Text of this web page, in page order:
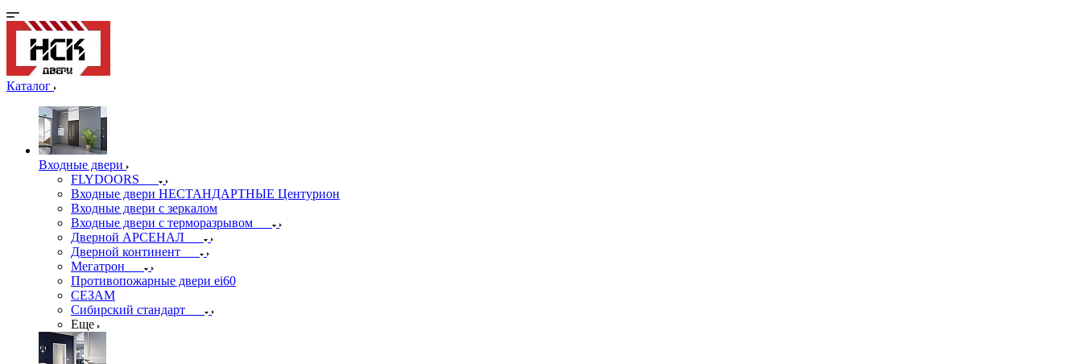
Каталог
Входные двери
FLYDOORS
Входные двери НЕСТАНДАРТНЫЕ Центурион
Входные двери с зеркалом
Входные двери с терморазрывом
Дверной АРСЕНАЛ
Дверной континент
Мегатрон
Противопожарные двери ei60
СЕЗАМ
Сибирский стандарт
Еще